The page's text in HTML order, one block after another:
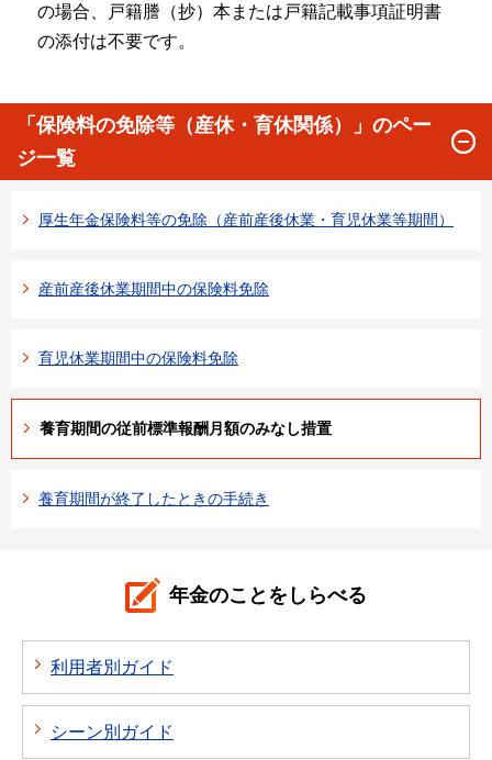
の場合、戸籍謄（抄）本または戸籍記載事項証明書
の添付は不要です。
「保険料の免除等（産休・育休関係）」のペー
ジ一覧
厚生年金保険料等の免除（産前産後休業・育児休業等期間）
産前産後休業期間中の保険料免除
育児休業期間中の保険料免除
養育期間の従前標準報酬月額のみなし措置
養育期間が終了したときの手続き
年金のことをしらべる
利用者別ガイド
シーン別ガイド